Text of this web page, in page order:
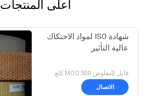
أعلى المنتجات
شهادة ISO لمواد الاحتكاك
عالية التأثير
قابل للتفاوض MOQ:500 كلغ
الاتصال